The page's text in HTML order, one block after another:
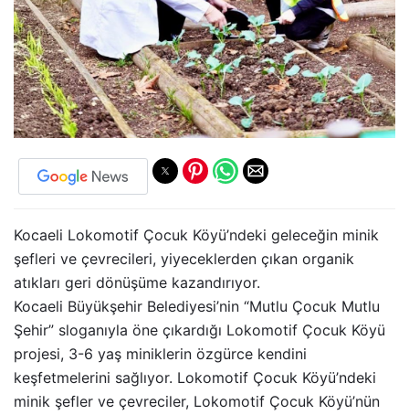
Kocaeli Lokomotif Çocuk Köyü’ndeki geleceğin minik
şefleri ve çevrecileri, yiyeceklerden çıkan organik
atıkları geri dönüşüme kazandırıyor.
Kocaeli Büyükşehir Belediyesi’nin “Mutlu Çocuk Mutlu
Şehir” sloganıyla öne çıkardığı Lokomotif Çocuk Köyü
projesi, 3-6 yaş miniklerin özgürce kendini
keşfetmelerini sağlıyor. Lokomotif Çocuk Köyü’ndeki
minik şefler ve çevreciler, Lokomotif Çocuk Köyü’nün